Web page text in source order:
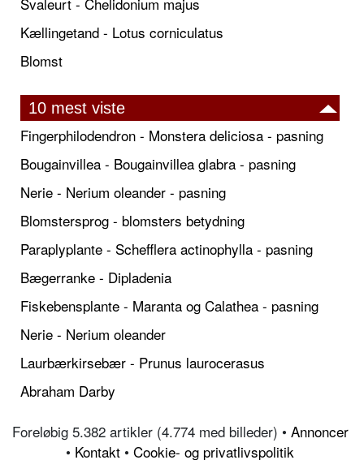
Kællingetand - Lotus corniculatus
Blomst
10 mest viste
Fingerphilodendron - Monstera deliciosa - pasning
Bougainvillea - Bougainvillea glabra - pasning
Nerie - Nerium oleander - pasning
Blomstersprog - blomsters betydning
Paraplyplante - Schefflera actinophylla - pasning
Bægerranke - Dipladenia
Fiskebensplante - Maranta og Calathea - pasning
Nerie - Nerium oleander
Laurbærkirsebær - Prunus laurocerasus
Abraham Darby
Foreløbig 5.382 artikler (4.774 med billeder) • Annoncer
• Kontakt • Cookie- og privatlivspolitik